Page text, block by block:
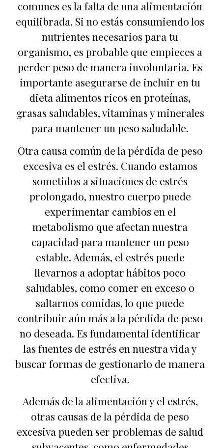
comunes es la falta de una alimentación
equilibrada. Si no estás consumiendo los
nutrientes necesarios para tu
organismo, es probable que empieces a
perder peso de manera involuntaria. Es
importante asegurarse de incluir en tu
dieta alimentos ricos en proteínas,
grasas saludables, vitaminas y minerales
para mantener un peso saludable.
Otra causa común de la pérdida de peso
excesiva es el estrés. Cuando estamos
sometidos a situaciones de estrés
prolongado, nuestro cuerpo puede
experimentar cambios en el
metabolismo que afectan nuestra
capacidad para mantener un peso
estable. Además, el estrés puede
llevarnos a adoptar hábitos poco
saludables, como comer en exceso o
saltarnos comidas, lo que puede
contribuir aún más a la pérdida de peso
no deseada. Es fundamental identificar
las fuentes de estrés en nuestra vida y
buscar formas de gestionarlo de manera
efectiva.
Además de la alimentación y el estrés,
otras causas de la pérdida de peso
excesiva pueden ser problemas de salud